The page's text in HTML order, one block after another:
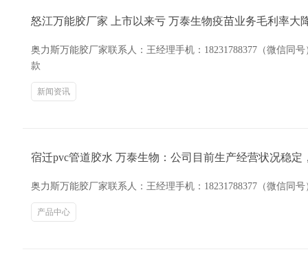
怒江万能胶厂家 上市以来亏 万泰生物疫苗业务毛利率大
奥力斯万能胶厂家联系人：王经理手机：18231788377（微信同
款
新闻资讯
宿迁pvc管道胶水 万泰生物：公司目前生产经营状况稳定
奥力斯万能胶厂家联系人：王经理手机：18231788377（微信同
产品中心